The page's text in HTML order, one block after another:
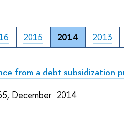
2015 2014 2013
from a debt subsidization
December 2014